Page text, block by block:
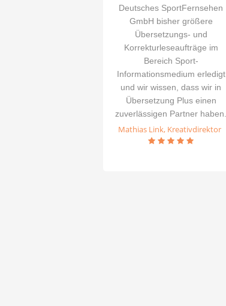
Deutsches SportFernsehen
GmbH bisher größere
Übersetzungs- und
Korrekturleseaufträge im
Bereich Sport-
Informationsmedium erledigt
und wir wissen, dass wir in
Übersetzung Plus einen
zuverlässigen Partner haben.
Mathias Link, Kreativdirektor